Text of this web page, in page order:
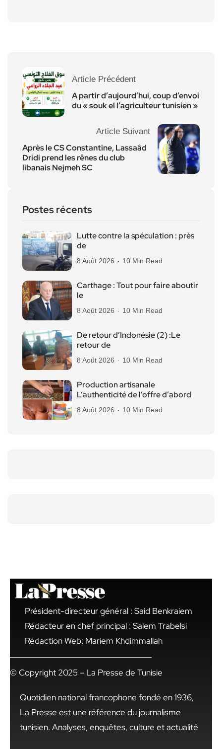
Article Précédent
A partir d’aujourd’hui, coup d’envoi
du « souk el l’agriculteur tunisien »
Article Suivant
Après le CS Constantine, Lassaâd
Dridi prend les rênes du club
libanais Nejmeh SC
Postes récents
Lutte contre la spéculation : près
de
8 Août 2026 10 Min Read
Carthage : Tout pour faire aboutir
le
8 Août 2026 10 Min Read
De retour d’Indonésie (2) :Le
retour de
8 Août 2026 10 Min Read
Production artisanale
L’authenticité de l’offre d’abord
8 Août 2026 10 Min Read
Président-directeur général : Said Benkraiem
Rédacteur en chef principal : Salem Trabelsi
Rédaction Web: Mariem Khdimmallah
© Copyright 2025 – La Presse de Tunisie
Quotidien national francophone fondé en 1936,
La Presse est une référence du journalisme
tunisien. Analyses, enquêtes, culture et actualité